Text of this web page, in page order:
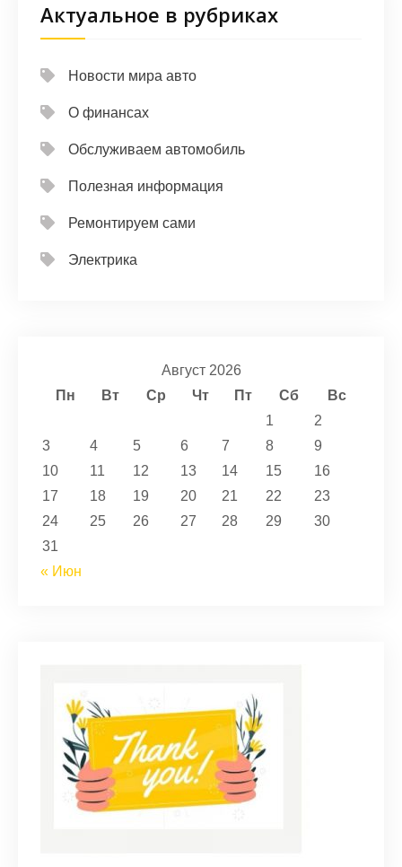
Актуальное в рубриках
Новости мира авто
О финансах
Обслуживаем автомобиль
Полезная информация
Ремонтируем сами
Электрика
Август 2026
Пн
Вт Ср Чт Пт Сб
Вс
1
2
3
4 5 6 7 8
9
10
11 12 13 14 15
16
17
18 19 20 21 22
23
24
25 26 27 28 29
30
31
« Июн